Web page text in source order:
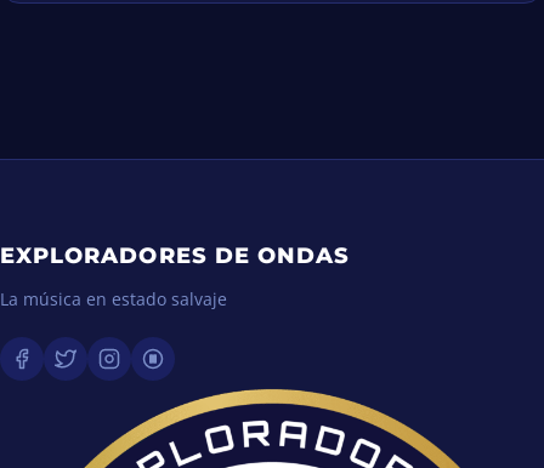
EXPLORADORES DE ONDAS
La música en estado salvaje